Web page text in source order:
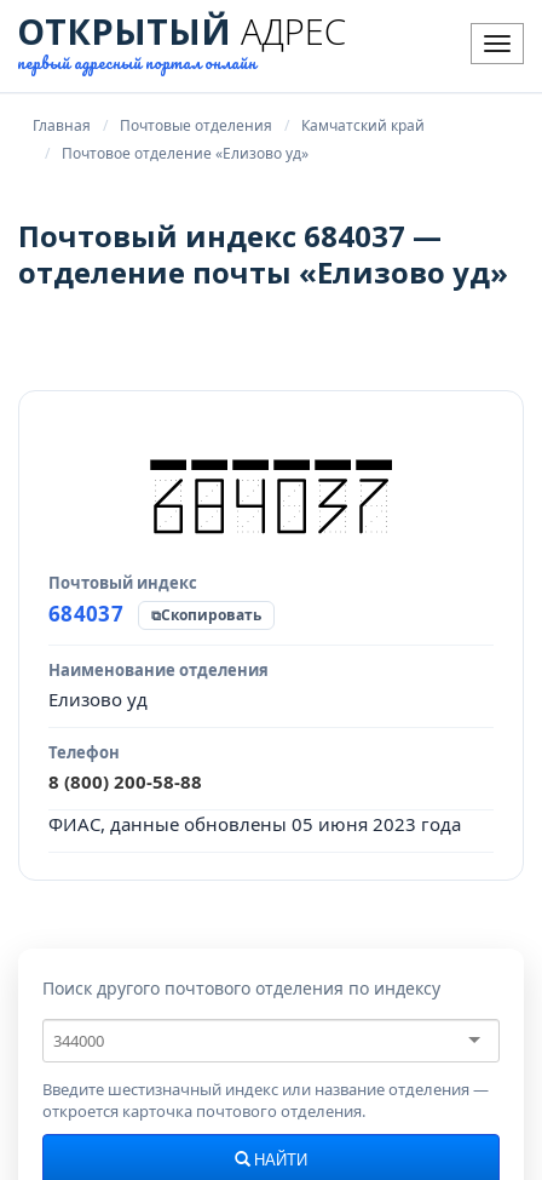
ОТКРЫТЫЙ АДРЕС
первый адресный портал онлайн
Главная Почтовые отделения
Камчатский край
Почтовое отделение «Елизово уд»
Почтовый индекс 684037 —
отделение почты «Елизово уд»
Почтовый индекс
684037 Скопировать
Наименование отделения
Елизово уд
Телефон
8 (800) 200-58-88
Источник данных
ФИАС, данные обновлены 05 июня 2023 года
Поиск другого почтового отделения по индексу
Почтовый
индекс
Введите шестизначный индекс или название отделения —
откроется карточка почтового отделения.
НАЙТИ